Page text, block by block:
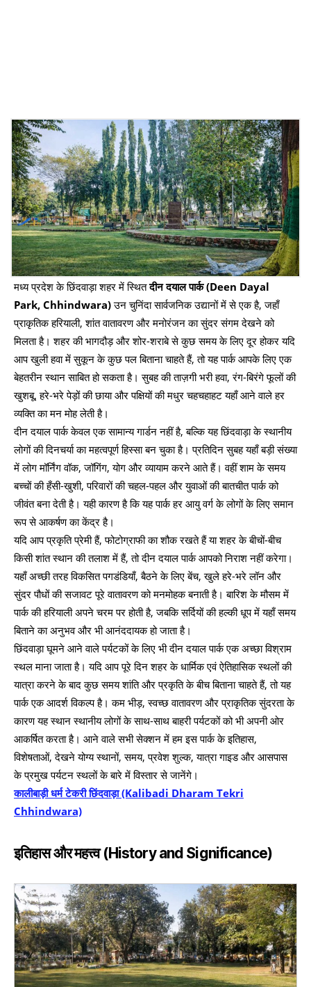
मध्य प्रदेश के छिंदवाड़ा शहर में स्थितदीन दयाल पार्क (Deen Dayal
Park, Chhindwara)उन चुनिंदा सार्वजनिक उद्यानों में से एक है, जहाँ
प्राकृतिक हरियाली, शांत वातावरण और मनोरंजन का सुंदर संगम देखने को
मिलता है। शहर की भागदौड़ और शोर-शराबे से कुछ समय के लिए दूर होकर यदि
आप खुली हवा में सुकून के कुछ पल बिताना चाहते हैं, तो यह पार्क आपके लिए एक
बेहतरीन स्थान साबित हो सकता है। सुबह की ताज़गी भरी हवा, रंग-बिरंगे फूलों की
खुशबू, हरे-भरे पेड़ों की छाया और पक्षियों की मधुर चहचहाहट यहाँ आने वाले हर
व्यक्ति का मन मोह लेती है।
दीन दयाल पार्क केवल एक सामान्य गार्डन नहीं है, बल्कि यह छिंदवाड़ा के स्थानीय
लोगों की दिनचर्या का महत्वपूर्ण हिस्सा बन चुका है। प्रतिदिन सुबह यहाँ बड़ी संख्या
में लोग मॉर्निंग वॉक, जॉगिंग, योग और व्यायाम करने आते हैं। वहीं शाम के समय
बच्चों की हँसी-खुशी, परिवारों की चहल-पहल और युवाओं की बातचीत पार्क को
जीवंत बना देती है। यही कारण है कि यह पार्क हर आयु वर्ग के लोगों के लिए समान
रूप से आकर्षण का केंद्र है।
यदि आप प्रकृति प्रेमी हैं, फोटोग्राफी का शौक रखते हैं या शहर के बीचों-बीच
किसी शांत स्थान की तलाश में हैं, तो दीन दयाल पार्क आपको निराश नहीं करेगा।
यहाँ अच्छी तरह विकसित पगडंडियाँ, बैठने के लिए बेंच, खुले हरे-भरे लॉन और
सुंदर पौधों की सजावट पूरे वातावरण को मनमोहक बनाती है। बारिश के मौसम में
पार्क की हरियाली अपने चरम पर होती है, जबकि सर्दियों की हल्की धूप में यहाँ समय
बिताने का अनुभव और भी आनंददायक हो जाता है।
छिंदवाड़ा घूमने आने वाले पर्यटकों के लिए भी दीन दयाल पार्क एक अच्छा विश्राम
स्थल माना जाता है। यदि आप पूरे दिन शहर के धार्मिक एवं ऐतिहासिक स्थलों की
यात्रा करने के बाद कुछ समय शांति और प्रकृति के बीच बिताना चाहते हैं, तो यह
पार्क एक आदर्श विकल्प है। कम भीड़, स्वच्छ वातावरण और प्राकृतिक सुंदरता के
कारण यह स्थान स्थानीय लोगों के साथ-साथ बाहरी पर्यटकों को भी अपनी ओर
आकर्षित करता है। आने वाले सभी सेक्शन में हम इस पार्क के इतिहास,
विशेषताओं, देखने योग्य स्थानों, समय, प्रवेश शुल्क, यात्रा गाइड और आसपास
के प्रमुख पर्यटन स्थलों के बारे में विस्तार से जानेंगे।
कालीबाड़ी धर्म टेकरी छिंदवाड़ा (Kalibadi Dharam Tekri
Chhindwara)
इतिहास और महत्त्व (History and Significance)